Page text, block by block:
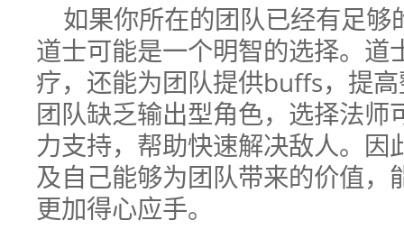
如果你所在的团队已经有足
道士可能是一个明智的选择。道
疗，还能为团队提供buffs，提
团队缺乏输出型角色，选择法师
力支持，帮助快速解决敌人。因
及自己能够为团队带来的价值，
更加得心应手。